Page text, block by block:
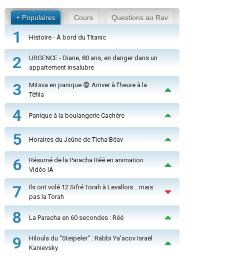
+ Populaires Cours Questions au Rav
1 Histoire - À bord du Titanic
2
URGENCE - Diane, 80 ans, en danger dans un
appartement insalubre
3
Mitsva en panique 😨 Arriver à l'heure à la
Téfila
4 Panique à la boulangerie Cachère
5 Horaires du Jeûne de Ticha Béav
6
Résumé de la Paracha Réé en animation
Vidéo IA
7
Ils ont volé 12 Sifré Torah à Levallois… mais
pas la Torah
8 La Paracha en 60 secondes : Réé
9
Hiloula du "Steïpeler" : Rabbi Ya’acov Israël
Kanievsky